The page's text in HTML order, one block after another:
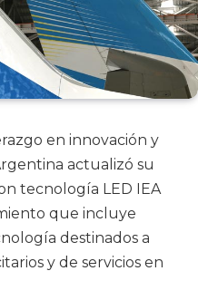
en innovación y
actualizó su
tecnología LED IEA
que incluye
destinados a
y de servicios en